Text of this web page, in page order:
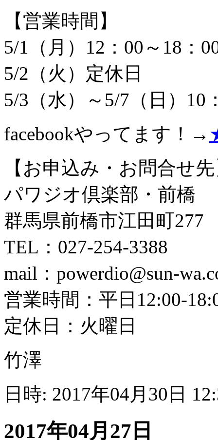
【営業時間】
5/1（月）12：00～18：
5/2（火）定休日
5/3（水）～5/7（日）10
facebookやってます！→
【お申込み・お問合せ
パワジオ倶楽部・前橋
群馬県前橋市江田町277
TEL：027-254-3388
mail：powerdio@sun-
営業時間：平日12:00-
定休日：火曜日
竹澤
日時: 2017年04月30日
2017年04月27日